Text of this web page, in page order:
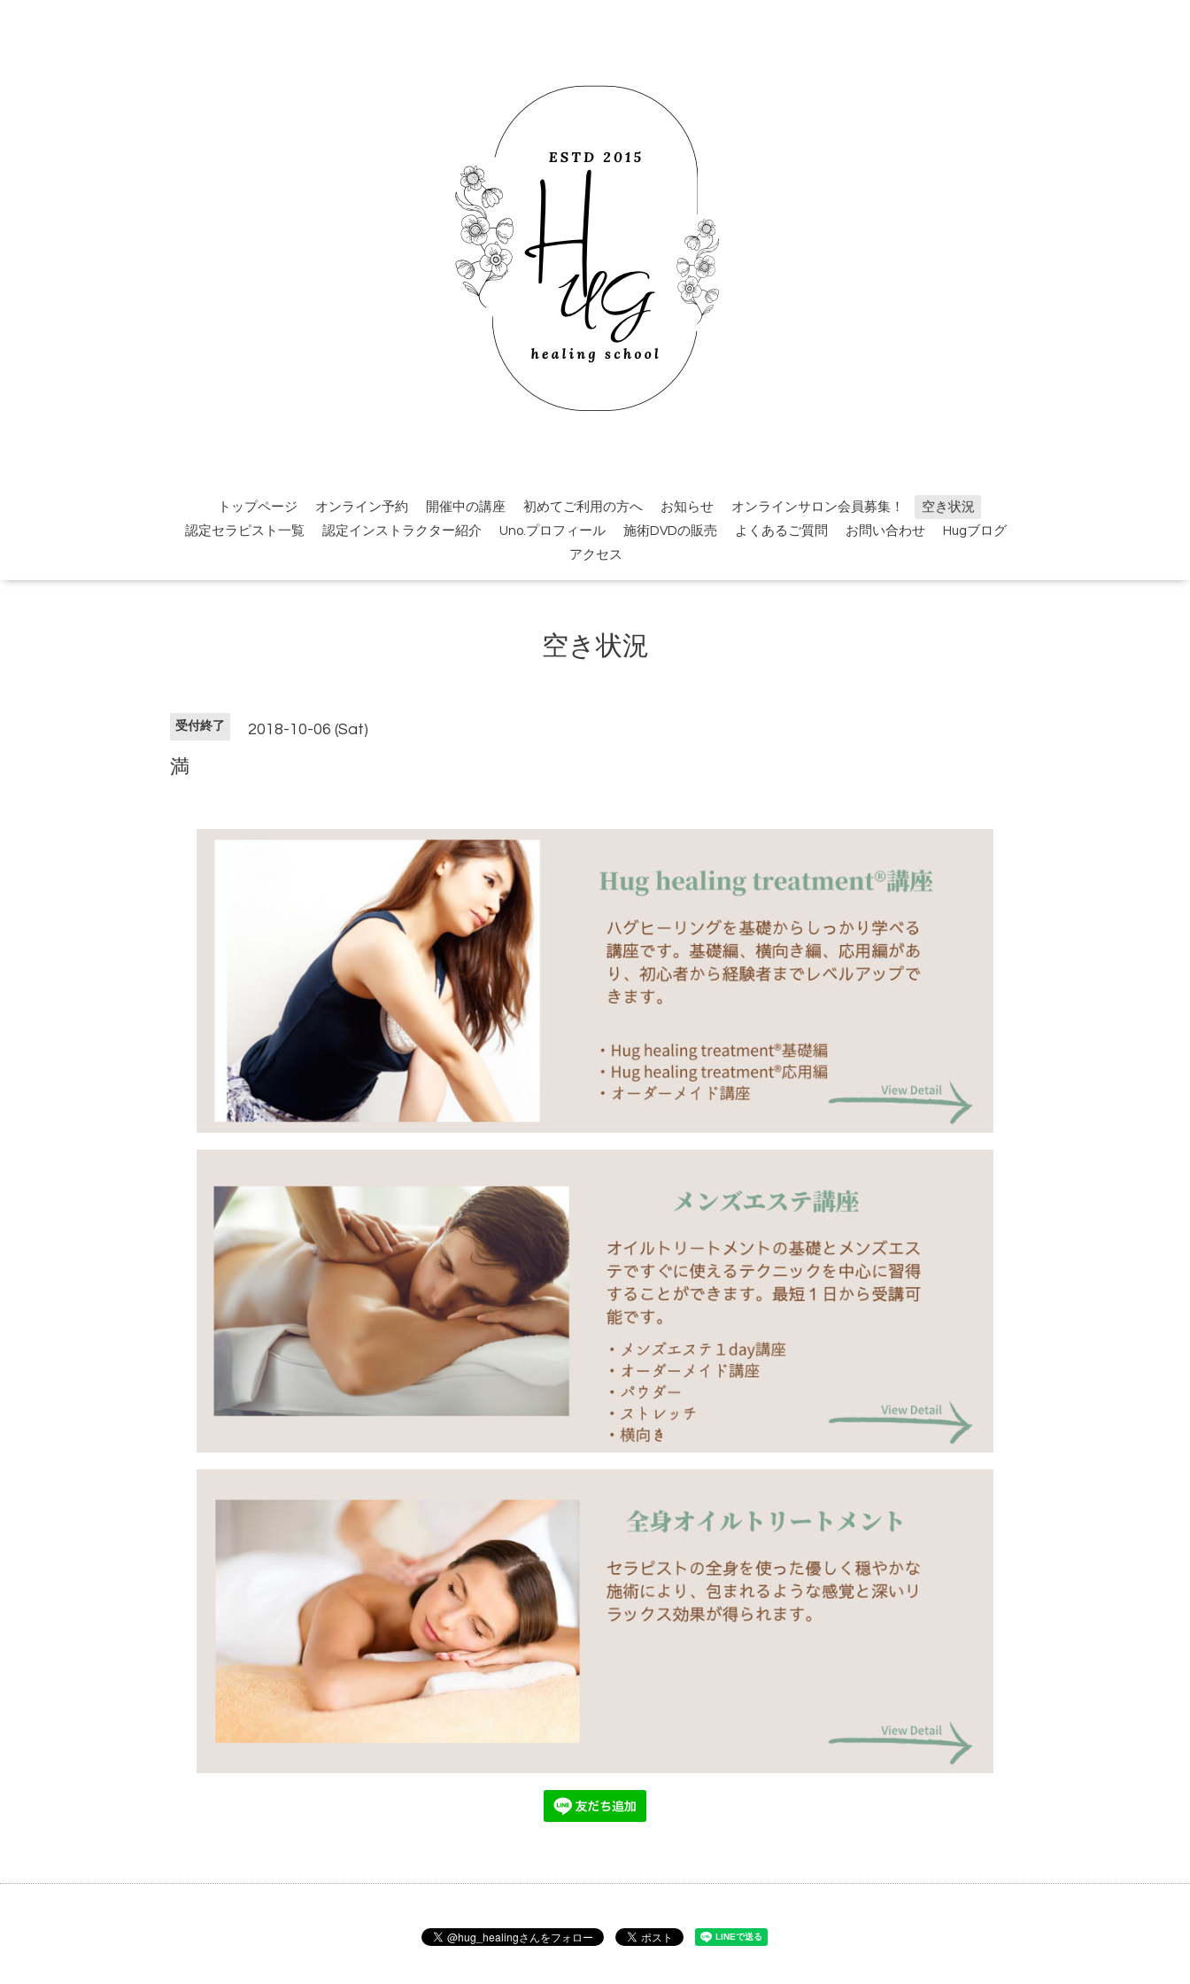
トップページ オンライン予約 開催中の講座 初めてご利用の方へ お知らせ オンラインサロン会員募集！
空き状況
認定セラピスト一覧
認定インストラクター紹介 Uno.プロフィール 施術DVDの販売 よくあるご質問 お問い合わせ
Hugブログ
アクセス
空き状況
受付終了 2018-10-06 (Sat)
満